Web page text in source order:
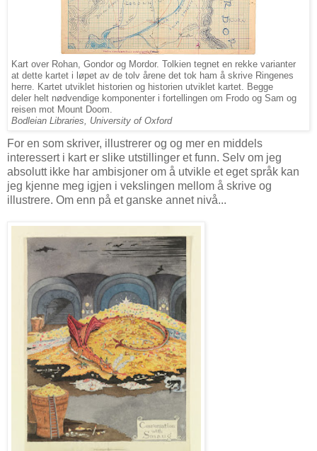
Kart over Rohan, Gondor og Mordor. Tolkien tegnet en rekke varianter
at dette kartet i løpet av de tolv årene det tok ham å skrive Ringenes
herre. Kartet utviklet historien og historien utviklet kartet. Begge
deler helt nødvendige komponenter i fortellingen om Frodo og Sam og
reisen mot Mount Doom.
Bodleian Libraries, University of Oxford
For en som skriver, illustrerer og og mer en middels
interessert i kart er slike utstillinger et funn. Selv om jeg
absolutt ikke har ambisjoner om å utvikle et eget språk kan
jeg kjenne meg igjen i vekslingen mellom å skrive og
illustrere. Om enn på et ganske annet nivå...